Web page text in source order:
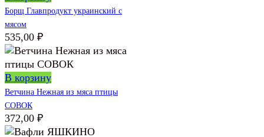
Борщ Главпродукт украинский с
мясом
535,00 ₽
В корзину
Ветчина Нежная из мяса птицы
СОВОК
372,00 ₽